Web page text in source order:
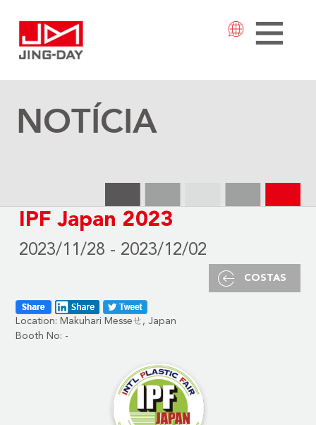
NOTÍCIA
IPF Japan 2023
2023/11/28 - 2023/12/02
COSTAS
Location: Makuhari Messeㄝ, Japan
Booth No: -